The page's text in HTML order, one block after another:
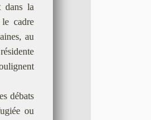
dans la
cadre
au
débats
ou